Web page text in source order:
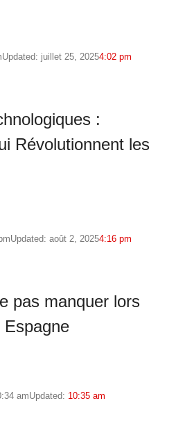
Updated: juillet 25, 20254:02 pm
:
Révolutionnent les
Updated: août 2, 20254:16 pm
pas manquer lors
Espagne
amUpdated: 10:35 am